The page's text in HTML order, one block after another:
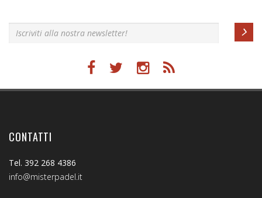
CONTATTI
Tel. 392 268 4386
info@misterpadel.it